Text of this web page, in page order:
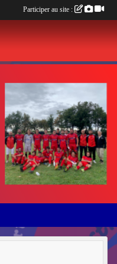
Participer au site :